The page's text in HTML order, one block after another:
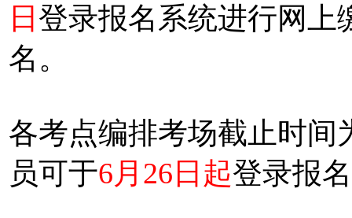
日 登录报名系统进行网上
名。
各考点编排考场截止时间
员可于6月26日起登录报